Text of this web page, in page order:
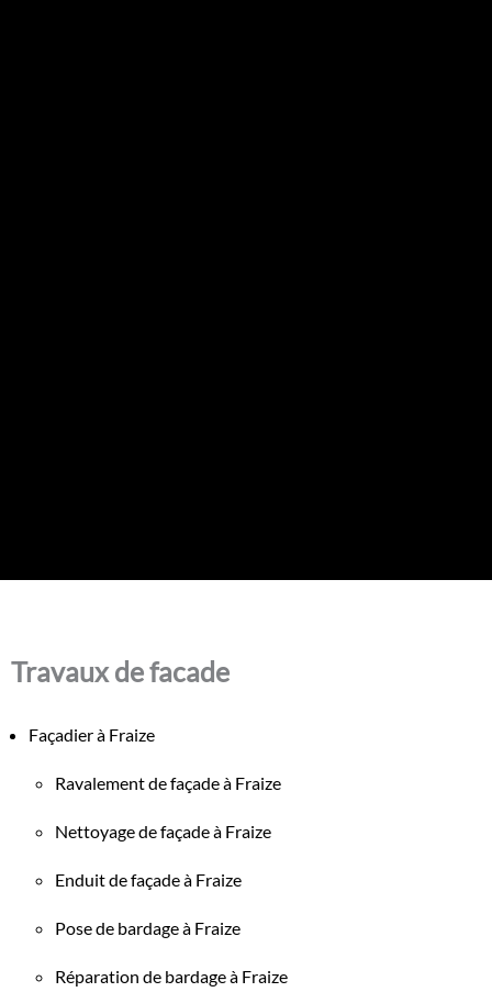
Travaux de facade
Façadier à Fraize
Ravalement de façade à Fraize
Nettoyage de façade à Fraize
Enduit de façade à Fraize
Pose de bardage à Fraize
Réparation de bardage à Fraize